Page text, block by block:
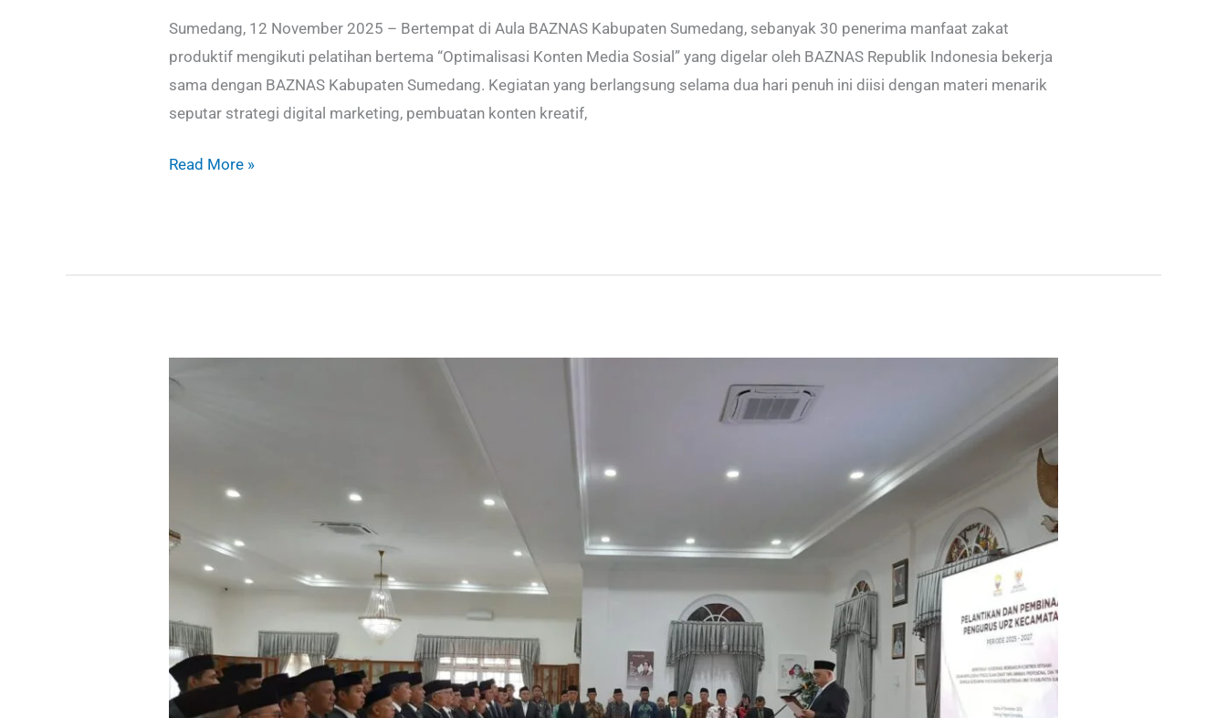
Sumedang, 12 November 2025 – Bertempat di Aula BAZNAS Kabupaten Sumedang, sebanyak 30 penerima manfaat zakat
produktif mengikuti pelatihan bertema “Optimalisasi Konten Media Sosial” yang digelar oleh BAZNAS Republik Indonesia bekerja
sama dengan BAZNAS Kabupaten Sumedang. Kegiatan yang berlangsung selama dua hari penuh ini diisi dengan materi menarik
seputar strategi digital marketing, pembuatan konten kreatif,
Read More »
Sumedang
Menjadi
Garda
Terdepan
Pengelolaan
Zakat